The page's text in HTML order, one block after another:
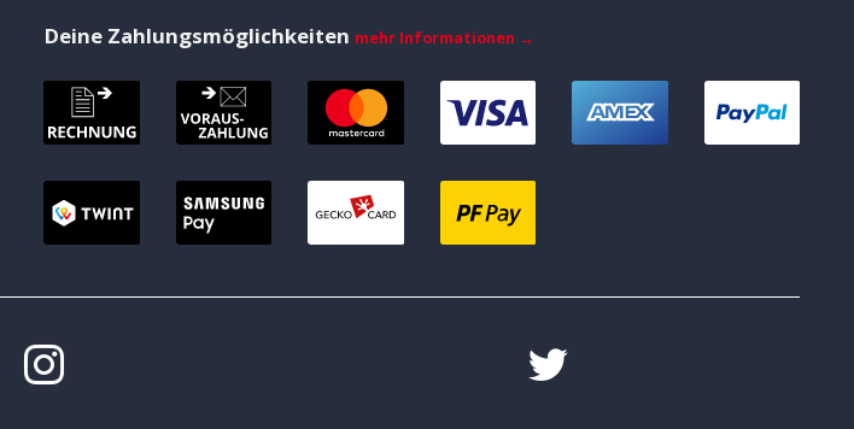
Deine Zahlungsmöglichkeiten mehr Informationen →